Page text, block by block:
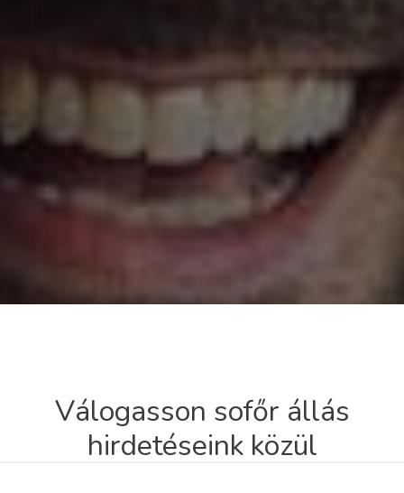
Válogasson sofőr állás
hirdetéseink közül